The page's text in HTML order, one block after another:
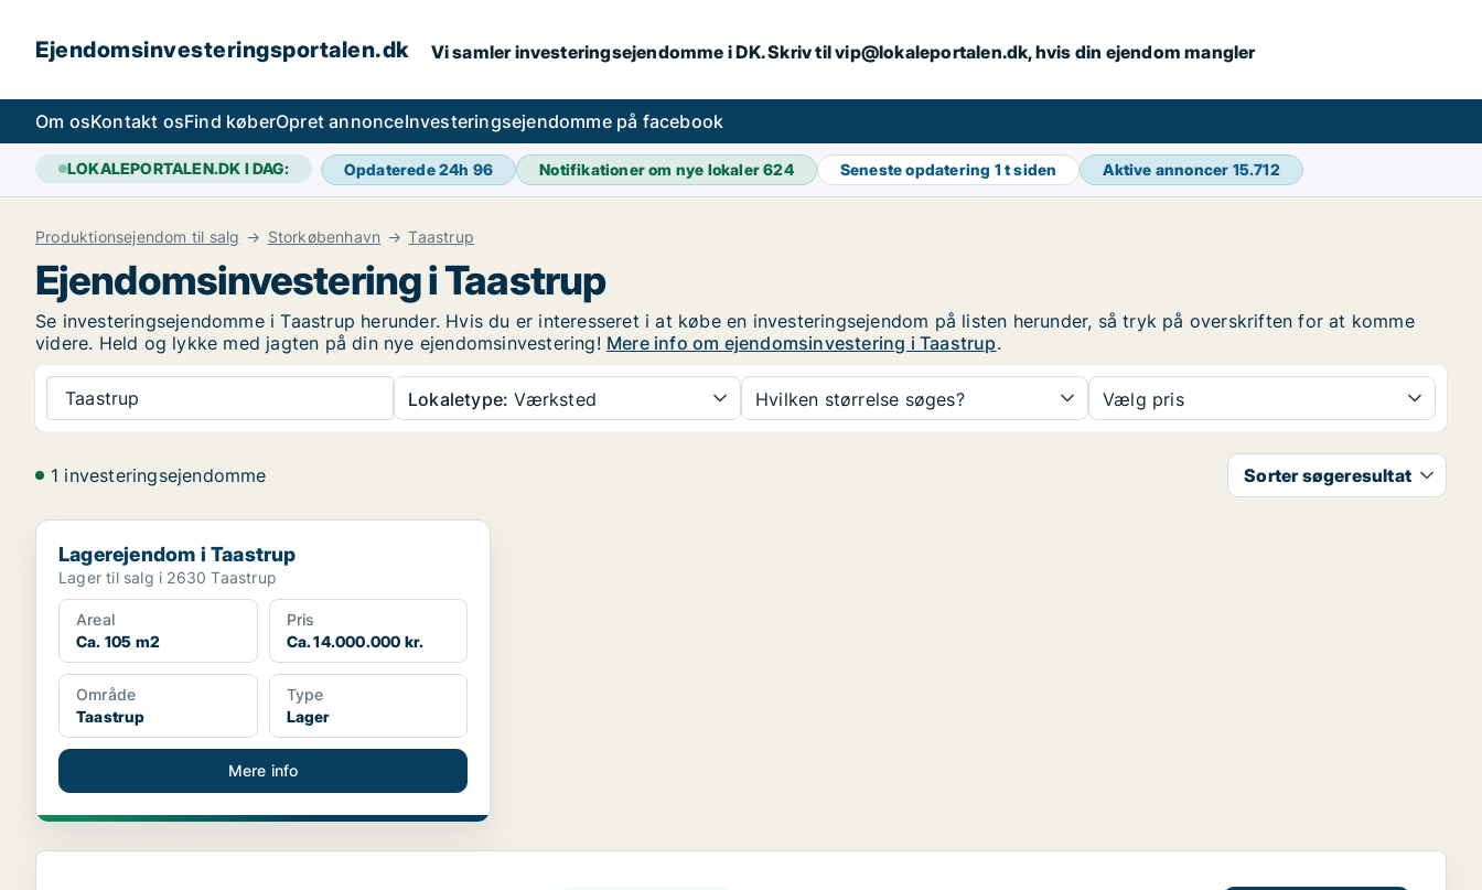
Ejendomsinvesteringsportalen.dk Vi samler investeringsejendomme i DK. Skriv til vip@lokaleportalen.dk, hvis din ejendom mangler
Om osKontakt osFind køberOpret annonceInvesteringsejendomme på facebook
LOKALEPORTALEN.DK I DAG: Opdaterede 24h 96 Notifikationer om nye lokaler624 Seneste opdatering 1 t siden Aktive annoncer 15.712
Produktionsejendom til salg Storkøbenhavn Taastrup
Ejendomsinvestering i Taastrup
Se investeringsejendomme i Taastrup herunder. Hvis du er interesseret i at købe en investeringsejendom på listen herunder, så tryk på overskriften for at komme
videre. Held og lykke med jagten på din nye ejendomsinvestering! Mere info om ejendomsinvestering i Taastrup.
Taastrup Lokaletype: Værksted Hvilken størrelse søges? Vælg pris
1 investeringsejendomme Sorter søgeresultat
Lagerejendom i Taastrup
Lagerejendom i Taastrup
Lager til salg i 2630 Taastrup
Areal
Ca. 105 m2
Pris
Ca. 14.000.000 kr.
Område
Taastrup
Type
Lager
Mere info